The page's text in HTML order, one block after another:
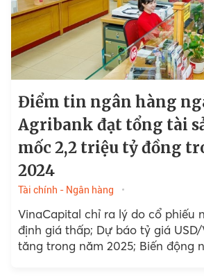
Điểm tin ngân hàng
Agribank đạt tổng tài
mốc 2,2 triệu tỷ đồng
2024
Tài chính - Ngân hàng
VinaCapital chỉ ra lý do cổ phiếu
định giá thấp; Dự báo tỷ giá
tăng trong năm 2025; Biến động